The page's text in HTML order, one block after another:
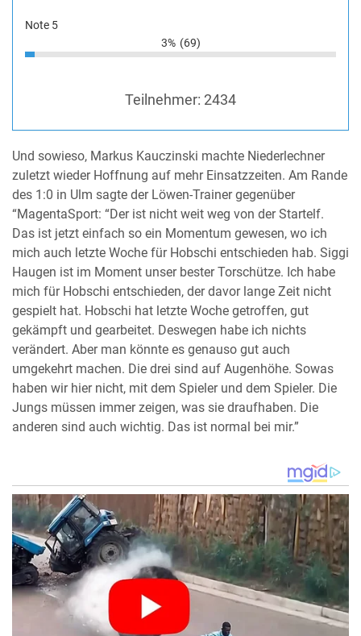
Note 5
3% (69)
Teilnehmer: 2434
Und sowieso, Markus Kauczinski machte Niederlechner
zuletzt wieder Hoffnung auf mehr Einsatzzeiten. Am Rande
des 1:0 in Ulm sagte der Löwen-Trainer gegenüber
“MagentaSport: “Der ist nicht weit weg von der Startelf.
Das ist jetzt einfach so ein Momentum gewesen, wo ich
mich auch letzte Woche für Hobschi entschieden hab. Siggi
Haugen ist im Moment unser bester Torschütze. Ich habe
mich für Hobschi entschieden, der davor lange Zeit nicht
gespielt hat. Hobschi hat letzte Woche getroffen, gut
gekämpft und gearbeitet. Deswegen habe ich nichts
verändert. Aber man könnte es genauso gut auch
umgekehrt machen. Die drei sind auf Augenhöhe. Sowas
haben wir hier nicht, mit dem Spieler und dem Spieler. Die
Jungs müssen immer zeigen, was sie draufhaben. Die
anderen sind auch wichtig. Das ist normal bei mir.”